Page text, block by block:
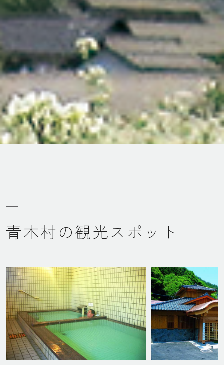
交通
○ 最寄りの駅：上田駅、別所温泉駅
○ 最寄りのIC：上信越道上田菅平IC、長野
道麻績IC
青木村役場
0268-49-0111（代）
青木村の観光スポット